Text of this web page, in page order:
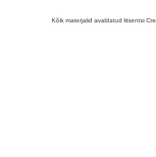
Kõik materjalid avaldatud litsentsi